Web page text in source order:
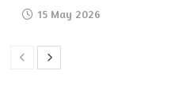
15 May 2026